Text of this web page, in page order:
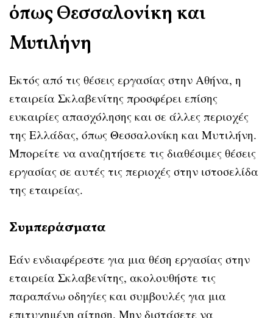
όπως Θεσσαλονίκη και
Μυτιλήνη
Εκτός από τις θέσεις εργασίας στην Αθήνα, η
εταιρεία Σκλαβενίτης προσφέρει επίσης
ευκαιρίες απασχόλησης και σε άλλες περιοχές
της Ελλάδας, όπως Θεσσαλονίκη και Μυτιλήνη.
Μπορείτε να αναζητήσετε τις διαθέσιμες θέσεις
εργασίας σε αυτές τις περιοχές στην ιστοσελίδα
της εταιρείας.
Συμπεράσματα
Εάν ενδιαφέρεστε για μια θέση εργασίας στην
εταιρεία Σκλαβενίτης, ακολουθήστε τις
παραπάνω οδηγίες και συμβουλές για μια
επιτυχημένη αίτηση. Μην διστάσετε να